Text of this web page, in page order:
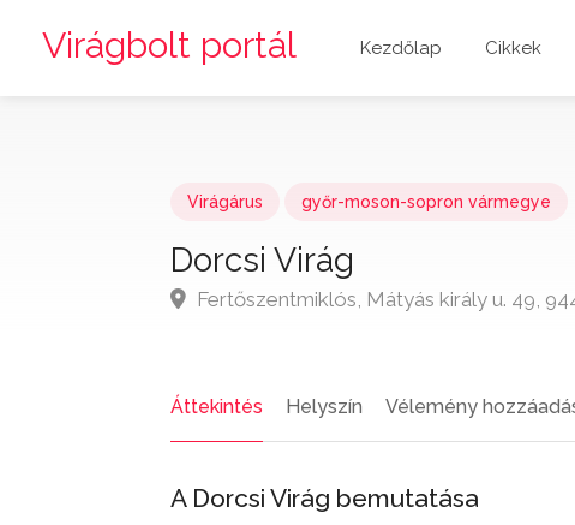
Virágbolt portál Kezdőlap Cikkek
Virágárus győr-moson-sopron vármegye
Dorcsi Virág
Fertőszentmiklós, Mátyás király u. 49,
Áttekintés Helyszín Vélemény
A Dorcsi Virág bemutatása